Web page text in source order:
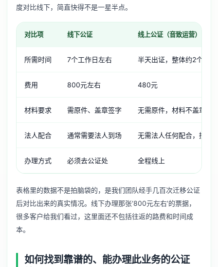
度对比线下，简直快得不是一星半点。
对比项 线下公证 线上公证（音致运营）
所需时间 7个工作日左右 半天出证，整体约2个工作
费用 800元左右 480元
材料要求 需原件、盖章签字 无需原件，材料不盖章不
法人配合 通常需要法人到场 无需法人任何配合，授权
办理方式 必须去公证处 全程线上
表格里的数据不是拍脑袋的，是我们团队经手几百次迁移公证
后对比出来的真实情况。线下办理那张‘800元左右’的票据，
很多客户给我们看过，这里面还不包括往返的路费和时间成
本。
如何找到靠谱的、能办理此业务的公证